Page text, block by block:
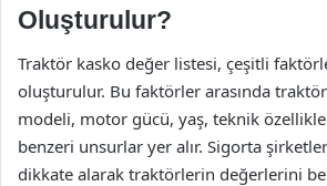
Oluşturulur?
Traktör kasko değer listesi, çeşitli
oluşturulur. Bu faktörler arasında
modeli, motor gücü, yaş, teknik
benzeri unsurlar yer alır. Sigorta
dikkate alarak traktörlerin değerlerini